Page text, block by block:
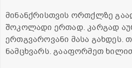
მინანქრისთვის ორთქლზე
შოკოლადი ერთად. კარგად
ერთგვაროვანი მასა გახდეს.
ნამცხვარს. გააფორმეთ